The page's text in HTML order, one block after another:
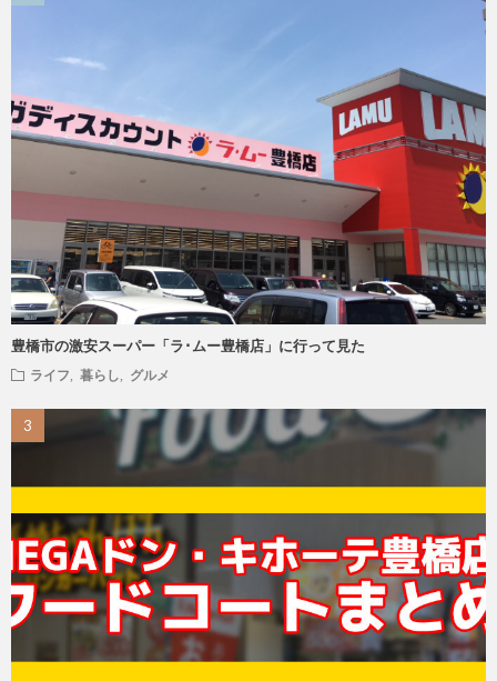
豊橋市の激安スーパー「ラ･ムー豊橋店」に行って見た
ライフ 暮らし グルメ